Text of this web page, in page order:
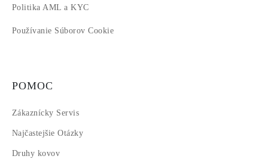
Politika AML a KYC
Používanie Súborov Cookie
POMOC
Zákaznícky Servis
Najčastejšie Otázky
Druhy kovov